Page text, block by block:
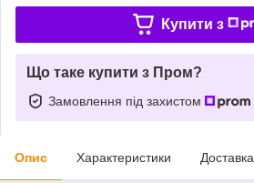
Купити з
Що таке купити з Пром?
Замовлення під захистом
Опис Характеристики Доставка